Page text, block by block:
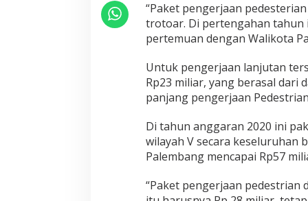
“Paket pengerjaan
trotoar. Di pertengahan tahun
pertemuan dengan Walikota
Untuk pengerjaan lanjutan
Rp23 miliar, yang berasal dari
panjang pengerjaan
Di tahun anggaran 2020 ini
wilayah V secara keseluruhan
Palembang mencapai Rp57
“Paket pengerjaan pedestrian